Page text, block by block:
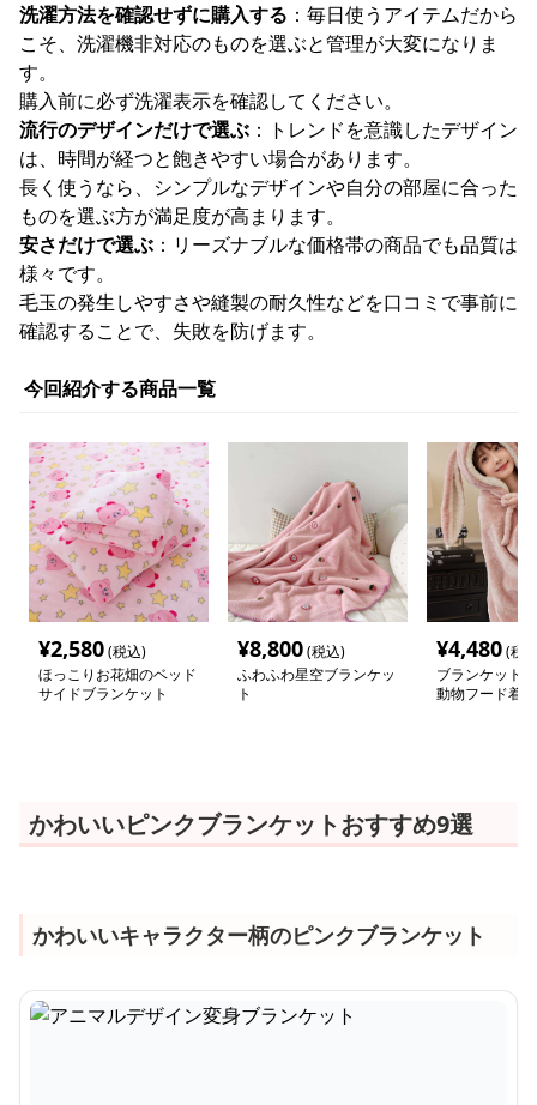
洗濯方法を確認せずに購入する ：毎日使うアイテムだから
こそ、洗濯機非対応のものを選ぶと管理が大変になりま
す。
購入前に必ず洗濯表示を確認してください。
流行のデザインだけで選ぶ ：トレンドを意識したデザイン
は、時間が経つと飽きやすい場合があります。
長く使うなら、シンプルなデザインや自分の部屋に合った
ものを選ぶ方が満足度が高まります。
安さだけで選ぶ ：リーズナブルな価格帯の商品でも品質は
様々です。
毛玉の発生しやすさや縫製の耐久性などを口コミで事前に
確認することで、失敗を防げます。
今回紹介する商品一覧
¥2,580(税込)
ほっこりお花畑のベッド
サイドブランケット
¥8,800(税込)
ふわふわ星空ブランケッ
ト
¥4,480(税
ブランケット
動物フード着
かわいいピンクブランケットおすすめ9選
かわいいキャラクター柄のピンクブランケット